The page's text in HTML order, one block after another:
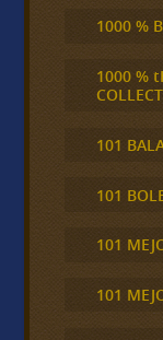
1000 %
1000 %
101
101
101
101